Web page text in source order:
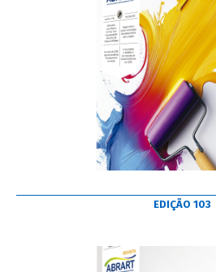
EDIÇÃO 103